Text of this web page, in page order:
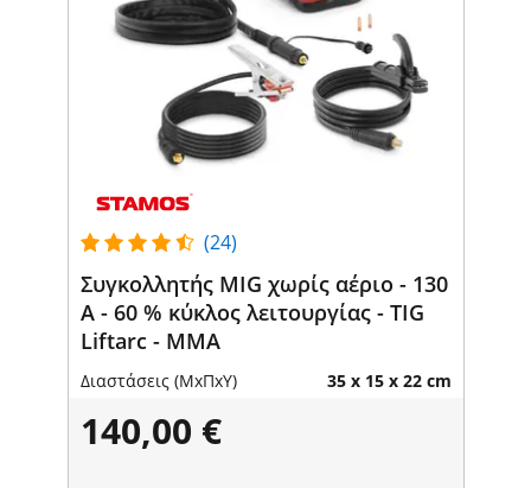
(24)
Συγκολλητής MIG χωρίς αέριο - 130
A - 60 % κύκλος λειτουργίας - TIG
Liftarc - MMA
Διαστάσεις (ΜxΠxΥ) 35 x 15 x 22 cm
140,00 €